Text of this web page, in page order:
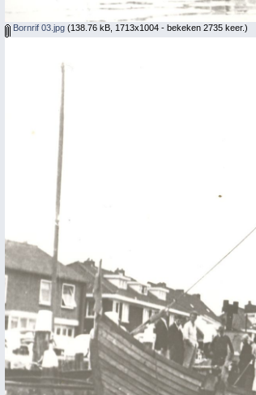
Bornrif 03.jpg (138.76 kB, 1713x1004 - bekeken 2735 keer.)